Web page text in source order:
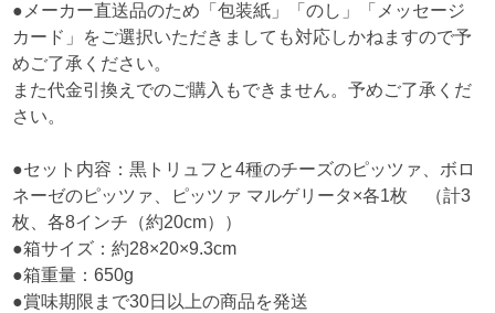
●メーカー直送品のため「包装紙」「のし」「メッセージ
カード」をご選択いただきましても対応しかねますので予
めご了承ください。
また代金引換えでのご購入もできません。予めご了承くだ
さい。
●セット内容：黒トリュフと4種のチーズのピッツァ、ボロ
ネーゼのピッツァ、ピッツァ マルゲリータ×各1枚 （計3
枚、各8インチ（約20cm））
●箱サイズ：約28×20×9.3cm
●箱重量：650g
●賞味期限まで30日以上の商品を発送